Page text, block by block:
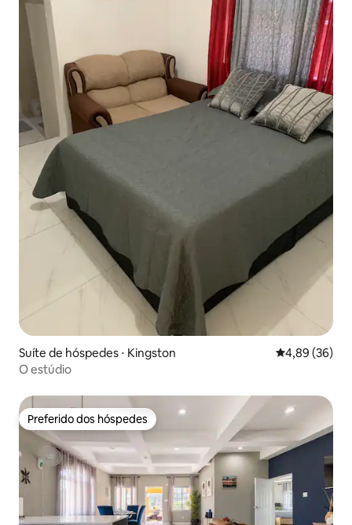
Suíte de hóspedes ⋅ Kingston 4,89 de uma
4,89 (36)
O estúdio
Preferido dos hóspedes
Preferido dos hóspedes